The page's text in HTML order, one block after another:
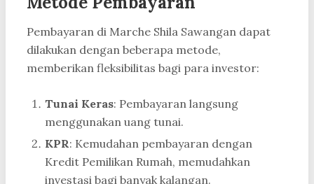
Pembayaran di Marche Shila Sawangan dapat
dilakukan dengan beberapa metode,
memberikan fleksibilitas bagi para investor:
Tunai Keras: Pembayaran langsung
menggunakan uang tunai.
KPR: Kemudahan pembayaran dengan
Kredit Pemilikan Rumah, memudahkan
investasi bagi banyak kalangan.